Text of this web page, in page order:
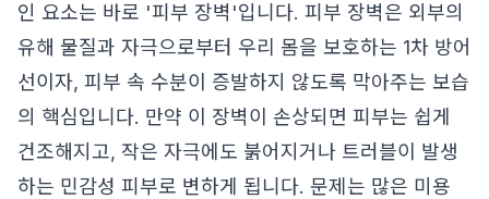
인 요소는 바로 '피부 장벽'입니다. 피부 장벽은 외부의
유해 물질과 자극으로부터 우리 몸을 보호하는 1차 방어
선이자, 피부 속 수분이 증발하지 않도록 막아주는 보습
의 핵심입니다. 만약 이 장벽이 손상되면 피부는 쉽게
건조해지고, 작은 자극에도 붉어지거나 트러블이 발생
하는 민감성 피부로 변하게 됩니다. 문제는 많은 미용